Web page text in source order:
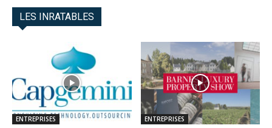
LES INRATABLES
ENTREPRISES ENTREPRISES